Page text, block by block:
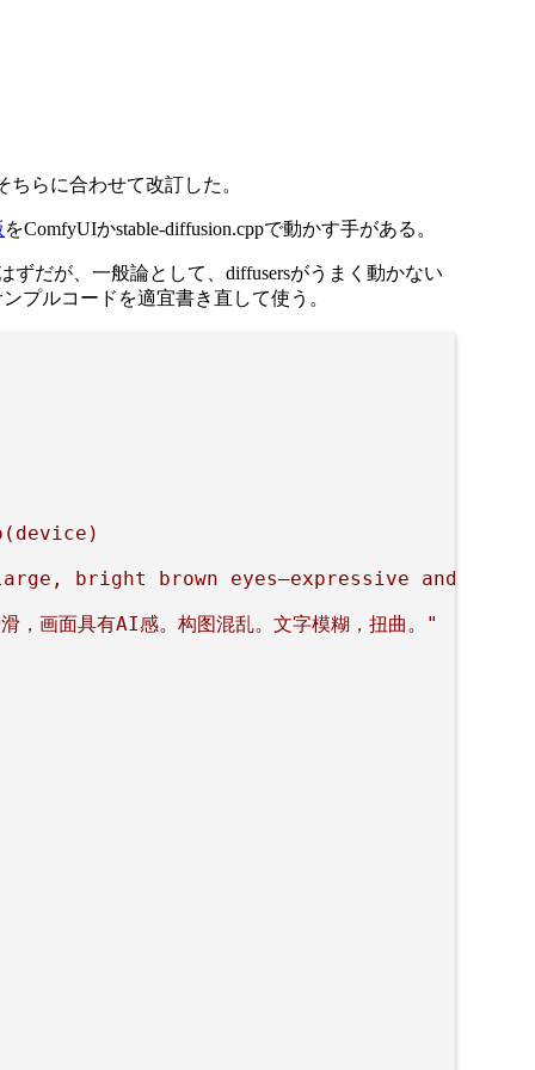
らに合わせて改訂した。
をComfyUIかstable-diffusion.cppで動かす手がある。
ずだが、一般論として、diffusersがうまく動かない
プルコードを適宜書き直して使う。
bright brown eyes—expressive and
画面具有AI感。构图混乱。文字模糊，扭曲。"